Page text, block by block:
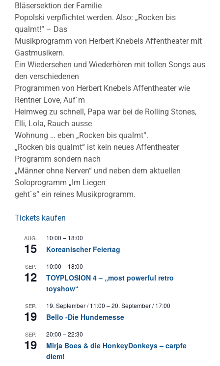
Bläsersektion der Familie
Popolski verpflichtet werden. Also: „Rocken bis
qualmt!“ – Das
Musikprogramm von Herbert Knebels Affentheater mit
Gastmusikern.
Ein Wiedersehen und Wiederhören mit tollen Songs aus
den verschiedenen
Programmen von Herbert Knebels Affentheater wie
Rentner Love, Auf´m
Heimweg zu schnell, Papa war bei de Rolling Stones,
Elli, Lola, Rauch ausse
Wohnung … eben „Rocken bis qualmt“.
„Rocken bis qualmt“ ist kein neues Affentheater
Programm sondern nach
„Männer ohne Nerven“ und neben dem aktuellen
Soloprogramm „Im Liegen
geht`s“ ein reines Musikprogramm.
Tickets kaufen
AUG.
15
10:00 – 18:00
Koreanischer Feiertag
SEP.
12
10:00 – 18:00
TOYPLOSION 4 – „most powerful retro
toyshow“
SEP.
19
19. September / 11:00 –20. September / 17:00
Bello -Die Hundemesse
SEP.
19
20:00 –22:30
Mirja Boes & die HonkeyDonkeys – carpfe
diem!